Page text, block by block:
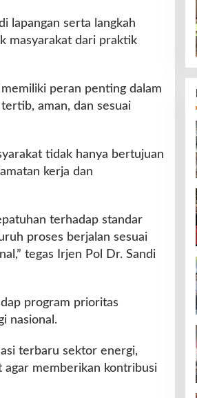
lapangan serta langkah
masyarakat dari praktik
peran penting dalam
aman, dan sesuai
tidak hanya bertujuan
kerja dan
terhadap standar
proses berjalan sesuai
tegas Irjen Pol Dr. Sandi
program prioritas
nasional.
terbaru sektor energi,
agar memberikan kontribusi